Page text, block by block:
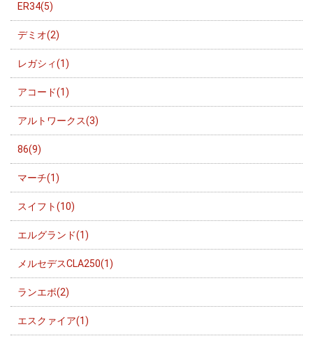
ER34(5)
デミオ(2)
レガシィ(1)
アコード(1)
アルトワークス(3)
86(9)
マーチ(1)
スイフト(10)
エルグランド(1)
メルセデスCLA250(1)
ランエボ(2)
エスクァイア(1)